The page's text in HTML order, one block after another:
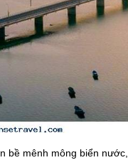
bề mênh mông biển